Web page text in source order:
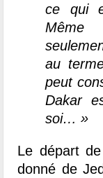
ce qui
au
peut
Dakar
soi… »
Le départ
donné de